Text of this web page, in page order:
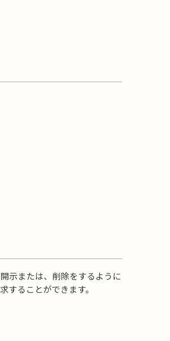
示または、削除をするように
ることができます。